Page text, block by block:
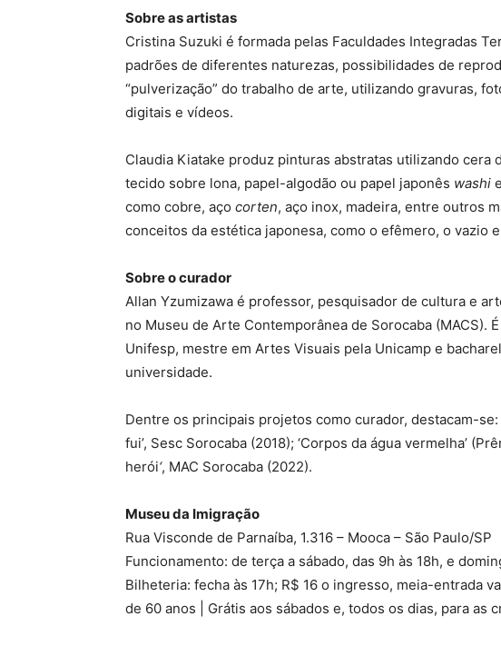
Sobre as artistas
Cristina Suzuki é formada pelas Faculdades Integradas
padrões de diferentes naturezas, possibilidades de
“pulverização” do trabalho de arte, utilizando gravuras,
digitais e vídeos.
Claudia Kiatake produz pinturas abstratas utilizando cera
tecido sobre lona, papel-algodão ou papel japonês washi
como cobre, aço corten, aço inox, madeira, entre outros
conceitos da estética japonesa, como o efêmero, o vazio
Sobre o curador
Allan Yzumizawa é professor, pesquisador de cultura e
no Museu de Arte Contemporânea de Sorocaba (MACS).
Unifesp, mestre em Artes Visuais pela Unicamp e
universidade.
Dentre os principais projetos como curador, destacam-
fui’, Sesc Sorocaba (2018); ‘Corpos da água vermelha’
herói‘, MAC Sorocaba (2022).
Museu da Imigração
Rua Visconde de Parnaíba, 1.316 – Mooca – São Paulo/SP
Funcionamento: de terça a sábado, das 9h às 18h, e
Bilheteria: fecha às 17h; R$ 16 o ingresso, meia-entrada
de 60 anos | Grátis aos sábados e, todos os dias, para as